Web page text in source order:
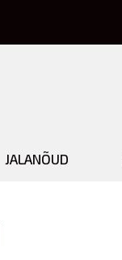
JALANÕUD